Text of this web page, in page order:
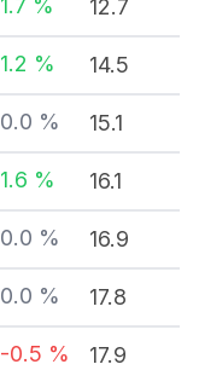
1.7 % 12.7
1.2 % 14.5
0.0 % 15.1
1.6 % 16.1
0.0 % 16.9
0.0 % 17.8
-0.5 % 17.9